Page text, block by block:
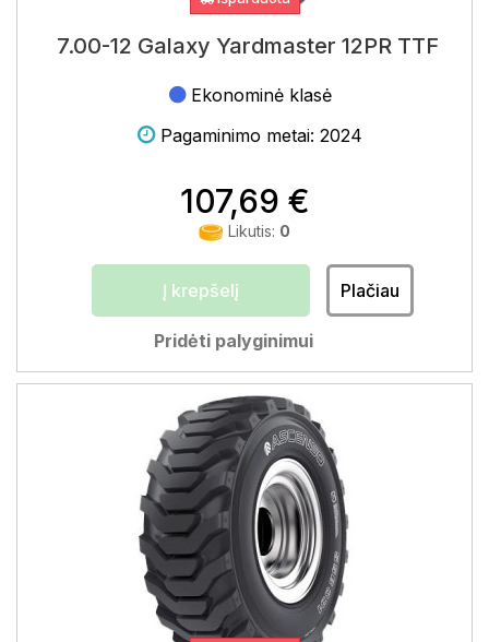
7.00-12 Galaxy Yardmaster 12PR TTF
Ekonominė klasė
Pagaminimo metai: 2024
107,69 €
Likutis: 0
Į krepšelį Plačiau
Pridėti palyginimui